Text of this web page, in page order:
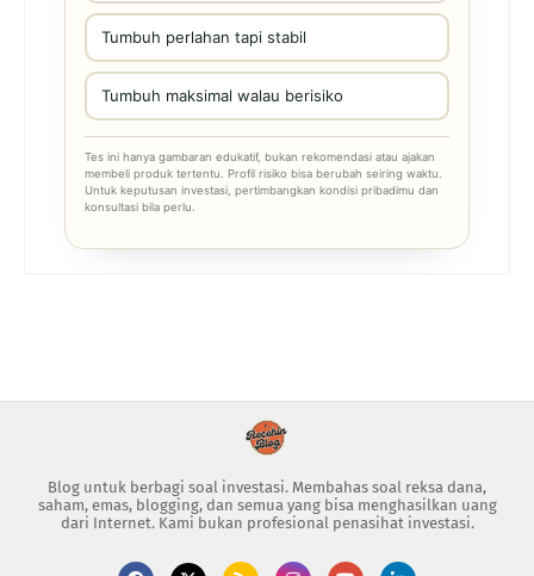
Tumbuh perlahan tapi stabil
Tumbuh maksimal walau berisiko
Tes ini hanya gambaran edukatif, bukan rekomendasi atau ajakan
membeli produk tertentu. Profil risiko bisa berubah seiring waktu.
Untuk keputusan investasi, pertimbangkan kondisi pribadimu dan
konsultasi bila perlu.
Blog untuk berbagi soal investasi. Membahas soal reksa dana,
saham, emas, blogging, dan semua yang bisa menghasilkan uang
dari Internet. Kami bukan profesional penasihat investasi.